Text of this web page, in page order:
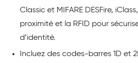
Classic et MIFARE DESFire,
proximité et la RFID pour
d’identité.
Incluez des codes-barres 1D et